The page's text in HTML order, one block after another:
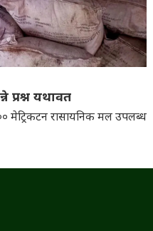
यथावत
मेट्रिकटन रासायनिक मल उपलब्ध